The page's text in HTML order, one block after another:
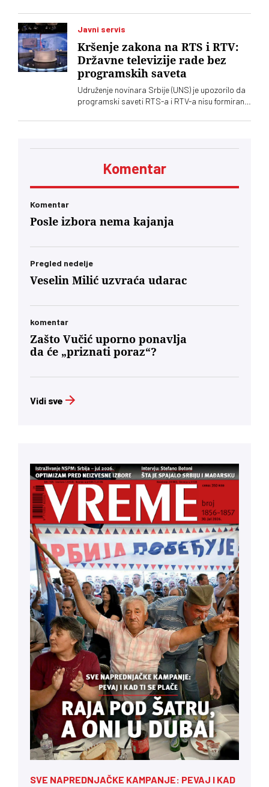
Vučić je poručio da je reč o proslavi zločina
počinjenih nad srpskim narodom
Javni servis
Kršenje zakona na RTS i RTV:
Državne televizije rade bez
programskih saveta
Udruženje novinara Srbije (UNS) je upozorilo da
programski saveti RTS-a i RTV-a nisu formirani
čega se postavlja pitanje poštovanja zakonskih
kontrole javnih medijskih servisa
Komentar
Komentar
Posle izbora nema kajanja
Pregled nedelje
Veselin Milić uzvraća udarac
komentar
Zašto Vučić uporno ponavlja
da će „priznati poraz“?
Vidi sve
SVE NAPREDNJAČKE KAMPANJE: PEVAJ I KAD